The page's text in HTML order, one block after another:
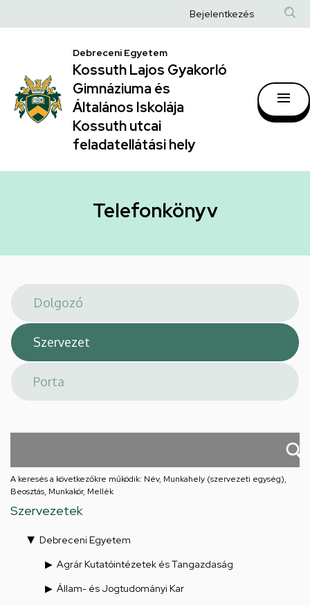
|
Kossuth
Lajos
Gyakorló
Gimnáziuma
Általános
hely
a
Anonim
fiók
Bejelentkezés
Debreceni Egyetem
Kossuth Lajos Gyakorló
Gimnáziuma és
Általános Iskolája
Kossuth utcai
feladatellátási hely
Telefonkönyv
A keresés a következőkre működik: Név, Munkahely (szervezeti egység),
Beosztás, Munkakör, Mellék
Szervezetek
Debreceni Egyetem
Agrár Kutatóintézetek és Tangazdaság
Állam- és Jogtudományi Kar